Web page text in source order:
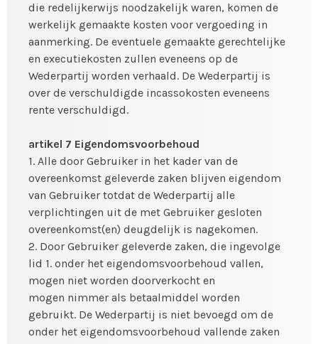
die redelijkerwijs noodzakelijk waren, komen de
werkelijk gemaakte kosten voor vergoeding in
aanmerking. De eventuele gemaakte gerechtelijke
en executiekosten zullen eveneens op de
Wederpartij worden verhaald. De Wederpartij is
over de verschuldigde incassokosten eveneens
rente verschuldigd.
artikel 7 Eigendomsvoorbehoud
1. Alle door Gebruiker in het kader van de
overeenkomst geleverde zaken blijven eigendom
van Gebruiker totdat de Wederpartij alle
verplichtingen uit de met Gebruiker gesloten
overeenkomst(en) deugdelijk is nagekomen.
2. Door Gebruiker geleverde zaken, die ingevolge
lid 1. onder het eigendomsvoorbehoud vallen,
mogen niet worden doorverkocht en
mogen nimmer als betaalmiddel worden
gebruikt. De Wederpartij is niet bevoegd om de
onder het eigendomsvoorbehoud vallende zaken